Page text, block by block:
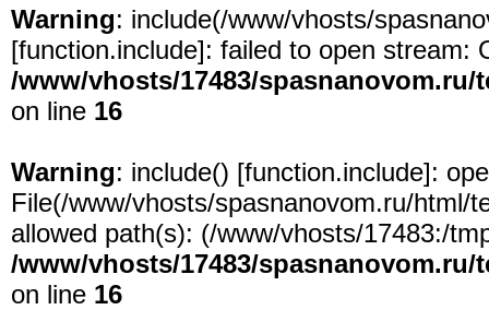
Warning: include(/www/vhosts/
[function.include]: failed to open stream:
/www/vhosts/17483/
on line 16
Warning: include() [function.include]:
File(/www/vhosts/spasnanovom.ru/html/
allowed path(s): (/www/vhosts/17483:/
/www/vhosts/17483/
on line 16